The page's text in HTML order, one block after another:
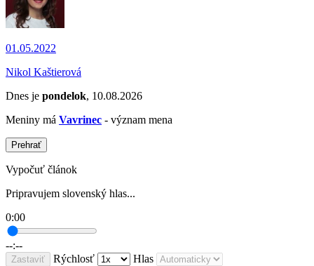
01.05.2022
Nikol Kaštierová
Dnes je pondelok, 10.08.2026
Meniny má Vavrinec - význam mena
Prehrať
Vypočuť článok
Pripravujem slovenský hlas...
0:00
--:--
Zastaviť Rýchlosť Hlas